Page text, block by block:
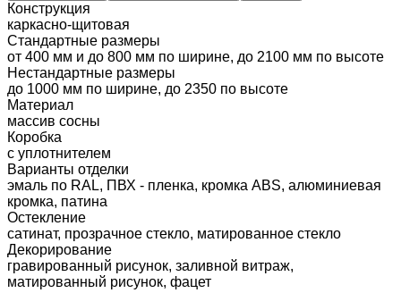
Конструкция
каркасно-щитовая
Стандартные размеры
от 400 мм и до 800 мм по ширине, до 2100 мм по высоте
Нестандартные размеры
до 1000 мм по ширине, до 2350 по высоте
Материал
массив сосны
Коробка
с уплотнителем
Варианты отделки
эмаль по RAL, ПВХ - пленка, кромка ABS, алюминиевая
кромка, патина
Остекление
сатинат, прозрачное стекло, матированное стекло
Декорирование
гравированный рисунок, заливной витраж,
матированный рисунок, фацет